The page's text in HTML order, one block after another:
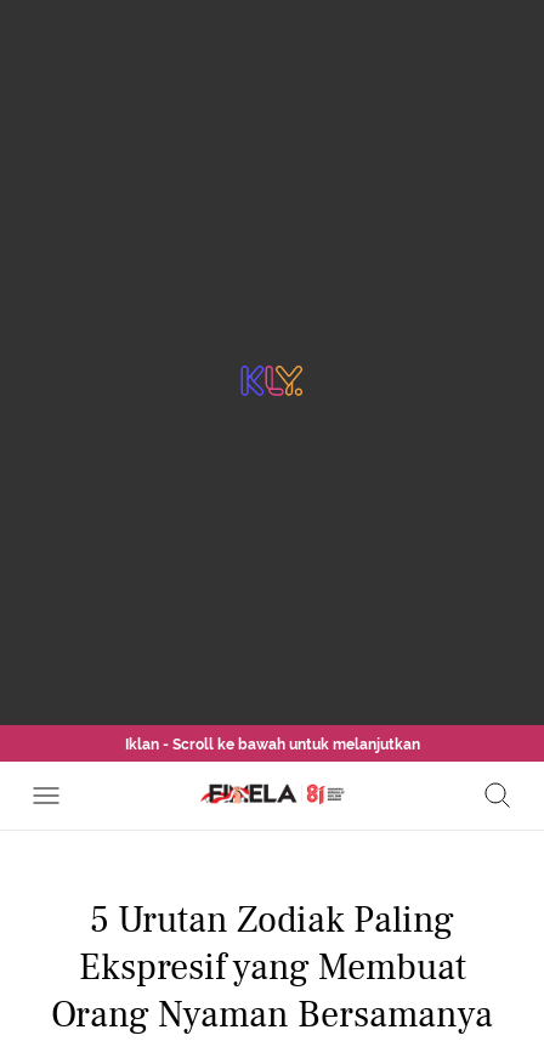
Iklan - Scroll ke bawah untuk melanjutkan
5 Urutan Zodiak Paling
Ekspresif yang Membuat
Orang Nyaman Bersamanya